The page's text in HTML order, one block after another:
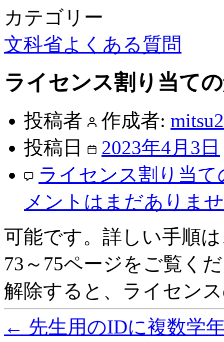
カテゴリー
文科省よくある質問
ライセンス割り当て
投稿者 作成者:
投稿日
2023年4月3日
ライセンス割り当
メントはまだありま
可能です。詳しい手順
73～75ページをご覧く
解除すると、ライセン
← 先生用のIDに複数学